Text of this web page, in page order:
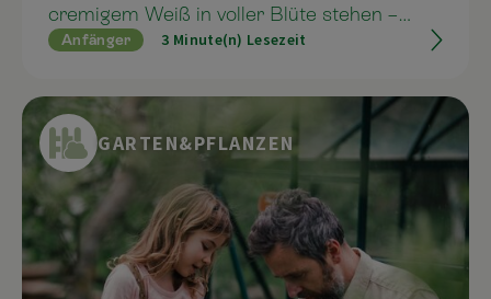
cremigem Weiß in voller Blüte stehen –
lebendig, duftend, gesund. Kein Mehltau,
Geheimnis? Kein chemischer Dünger –
sondern die Kraft der Effektiven
Mikroorganismen (EM).
Anfänger 3 Minute(n) Lesezeit
GARTEN&PFLANZEN